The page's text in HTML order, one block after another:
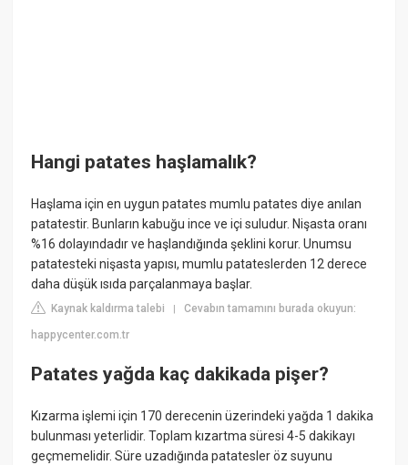
Hangi patates haşlamalık?
Haşlama için en uygun patates mumlu patates diye anılan
patatestir. Bunların kabuğu ince ve içi suludur. Nişasta oranı
%16 dolayındadır ve haşlandığında şeklini korur. Unumsu
patatesteki nişasta yapısı, mumlu patateslerden 12 derece
daha düşük ısıda parçalanmaya başlar.
Kaynak kaldırma talebi |Cevabın tamamını burada okuyun:
happycenter.com.tr
Patates yağda kaç dakikada pişer?
Kızarma işlemi için 170 derecenin üzerindeki yağda 1 dakika
bulunması yeterlidir. Toplam kızartma süresi 4-5 dakikayı
geçmemelidir. Süre uzadığında patatesler öz suyunu